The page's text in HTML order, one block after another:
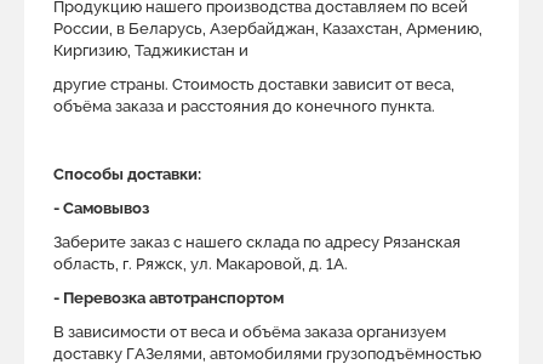
Продукцию нашего производства доставляем по всей
России, в Беларусь, Азербайджан, Казахстан, Армению,
Киргизию, Таджикистан и
другие страны. Стоимость доставки зависит от веса,
объёма заказа и расстояния до конечного пункта.
Способы доставки:
- Самовывоз
Заберите заказ с нашего склада по адресу Рязанская
область, г. Ряжск, ул. Макаровой, д. 1A.
- Перевозка автотранспортом
В зависимости от веса и объёма заказа организуем
доставку ГАЗелями, автомобилями грузоподъёмностью